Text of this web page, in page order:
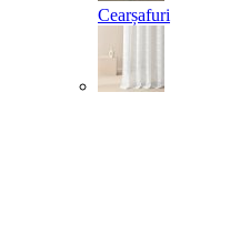
Cearșafuri